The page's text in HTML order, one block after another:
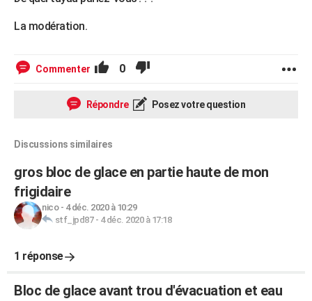
La modération.
Commenter 0
Répondre Posez votre question
Discussions similaires
gros bloc de glace en partie haute de mon
frigidaire
nico- 4 déc. 2020 à 10:29
stf_jpd87- 4 déc. 2020 à 17:18
1 réponse
Bloc de glace avant trou d'évacuation et eau